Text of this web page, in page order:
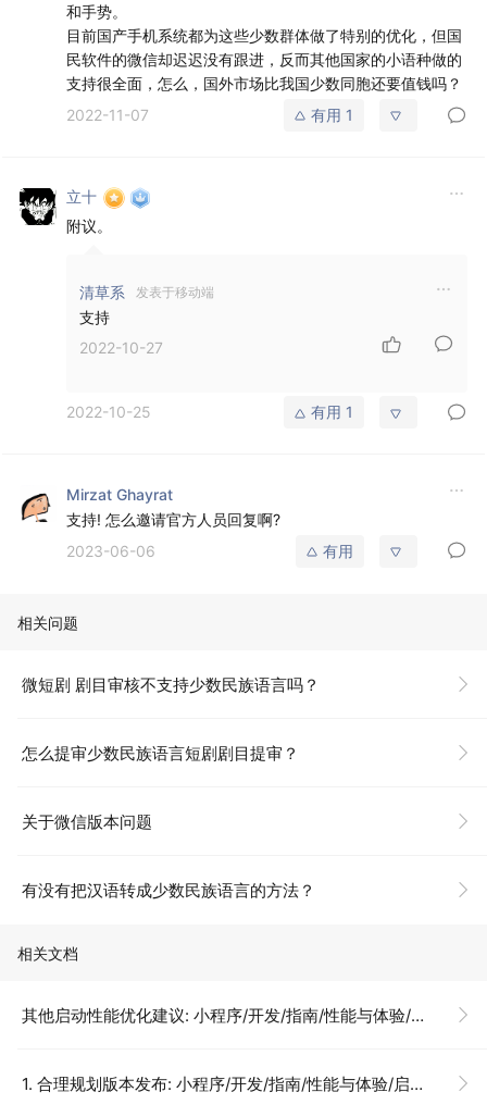
和手势。
目前国产手机系统都为这些少数群体做了特别的优化，但国
民软件的微信却迟迟没有跟进，反而其他国家的小语种做的
支持很全面，怎么，国外市场比我国少数同胞还要值钱吗？
2022-11-07
有用 1
立十
附议。
清草系 发表于移动端
支持
2022-10-27
2022-10-25 有用 1
Mirzat Ghayrat
支持! 怎么邀请官方人员回复啊?
2023-06-06
有用
相关问题
微短剧 剧目审核不支持少数民族语言吗？
怎么提审少数民族语言短剧剧目提审？
关于微信版本问题
有没有把汉语转成少数民族语言的方法？
相关文档
其他启动性能优化建议: 小程序/开发/指南/性能与体验/启动性能/其他优化建议
1. 合理规划版本发布: 小程序/开发/指南/性能与体验/启动性能/其他优化建议